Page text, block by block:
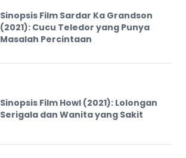
Sinopsis Film Sardar Ka Grandson
(2021): Cucu Teledor yang Punya
Masalah Percintaan
Sinopsis Film Howl (2021): Lolongan
Serigala dan Wanita yang Sakit